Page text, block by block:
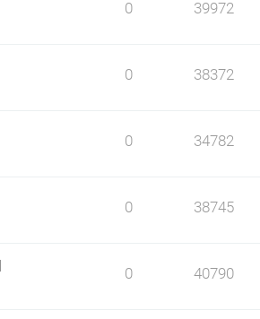
0 39972
0 38372
0 34782
0 38745
0 40790